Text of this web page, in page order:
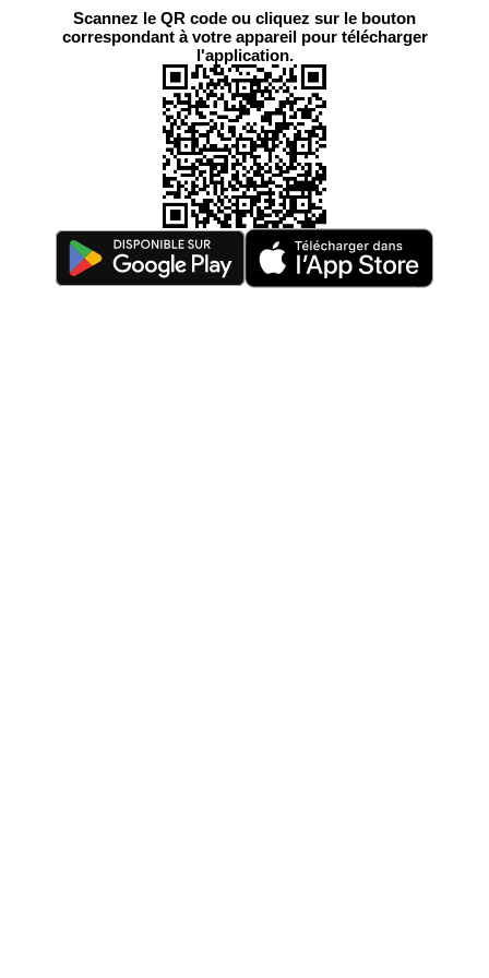
Scannez le QR code ou cliquez sur le bouton
correspondant à votre appareil pour télécharger
l'application.